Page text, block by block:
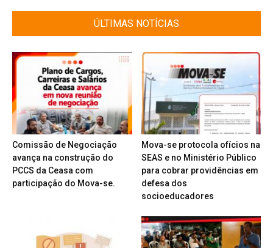
ÚLTIMAS NOTÍCIAS
Comissão de Negociação
avança na construção do
PCCS da Ceasa com
participação do Mova-se.
Mova-se protocola ofícios na
SEAS e no Ministério Público
para cobrar providências em
defesa dos
socioeducadores